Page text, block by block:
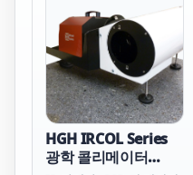
립적으로 조절되는 방사면
으로 구성되며, 온도는 PID
가 조정된 조절기가 있는
하나의 전자 장치를 통해
제어됩니다.
HGH IRCOL Series
광학 콜리메이터